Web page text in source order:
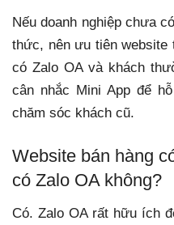
Nếu doanh nghiệp chưa
thức, nên ưu tiên
có Zalo OA và khách
cân nhắc Mini App để
chăm sóc khách cũ.
Website bán hàng
có Zalo OA không?
Có. Zalo OA rất hữu ích